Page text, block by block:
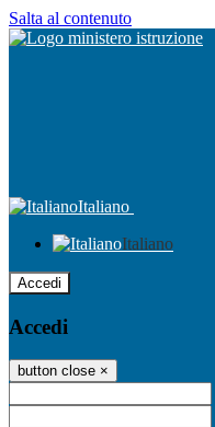
Salta al contenuto
Italiano
Italiano
Accedi
Accedi
button close ×